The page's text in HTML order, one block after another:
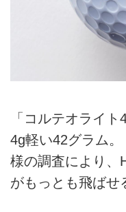
「コルテオライ
4g軽い42グラム
様の調査により、
がもっとも飛ばせ